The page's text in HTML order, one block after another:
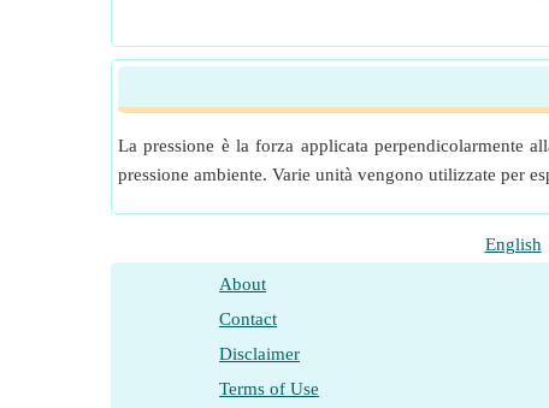
La pressione è la forza applicata perpendicolarmente
pressione ambiente. Varie unità vengono utilizzate per
English
About
Contact
Disclaimer
Terms of Use